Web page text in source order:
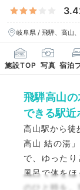
岐阜県 / 飛騨、高山
施設TOP 写真 宿泊
飛騨高山
できる駅近
高山駅から徒
高山 結の湯
で、ゆった
風呂で体を
のひと時を